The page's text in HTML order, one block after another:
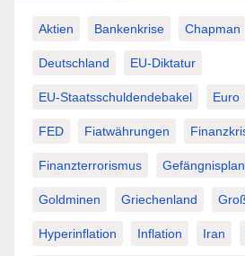
Aktien Bankenkrise Chapman
Deutschland EU-Diktatur
EU-Staatsschuldendebakel Euro
FED Fiatwährungen
Finanzterrorismus
Goldminen Griechenland
Hyperinflation Inflation Iran